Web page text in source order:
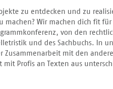
zu entdecken und zu
Wir machen dich fit für
von den
und des Sachbuchs. In
Zusammenarbeit mit den
Profis an Texten aus